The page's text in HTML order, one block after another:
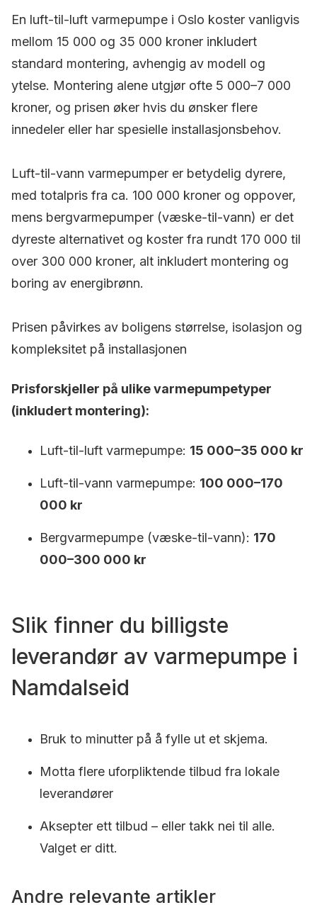
En luft-til-luft varmepumpe i Oslo koster vanligvis
mellom 15 000 og 35 000 kroner inkludert
standard montering, avhengig av modell og
ytelse. Montering alene utgjør ofte 5 000–7 000
kroner, og prisen øker hvis du ønsker flere
innedeler eller har spesielle installasjonsbehov.
Luft-til-vann varmepumper er betydelig dyrere,
med totalpris fra ca. 100 000 kroner og oppover,
mens bergvarmepumper (væske-til-vann) er det
dyreste alternativet og koster fra rundt 170 000 til
over 300 000 kroner, alt inkludert montering og
boring av energibrønn.
Prisen påvirkes av boligens størrelse, isolasjon og
kompleksitet på installasjonen
Prisforskjeller på ulike varmepumpetyper
(inkludert montering):
Luft-til-luft varmepumpe: 15 000–35 000 kr
Luft-til-vann varmepumpe: 100 000–170
000 kr
Bergvarmepumpe (væske-til-vann): 170
000–300 000 kr
Slik finner du billigste
leverandør av varmepumpe i
Namdalseid
Bruk to minutter på å fylle ut et skjema.
Motta flere uforpliktende tilbud fra lokale
leverandører
Aksepter ett tilbud – eller takk nei til alle.
Valget er ditt.
Andre relevante artikler